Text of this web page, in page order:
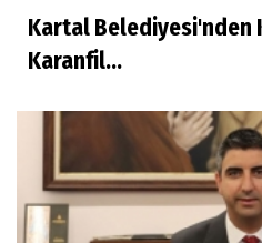
Kartal Belediyesi'nden
Karanfil...